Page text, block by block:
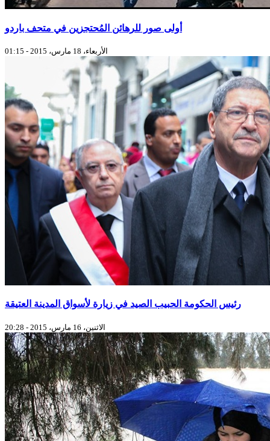
أولى صور للرهائن المُحتجزين في متحف باردو
الأربعاء، 18 مارس، 2015 - 01:15
رئيس الحكومة الحبيب الصيد في زيارة لأسواق المدينة العتيقة
الاثنين، 16 مارس، 2015 - 20:28